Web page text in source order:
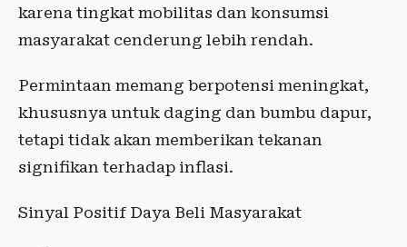
karena tingkat mobilitas dan konsumsi
masyarakat cenderung lebih rendah.
Permintaan memang berpotensi meningkat,
khususnya untuk daging dan bumbu dapur,
tetapi tidak akan memberikan tekanan
signifikan terhadap inflasi.
Sinyal Positif Daya Beli Masyarakat